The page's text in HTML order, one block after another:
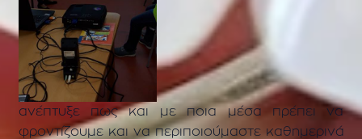
ανέπτυξε πως και με ποια μέσα πρέπει να
φροντίζουμε και να περιποιούμαστε καθημερινά